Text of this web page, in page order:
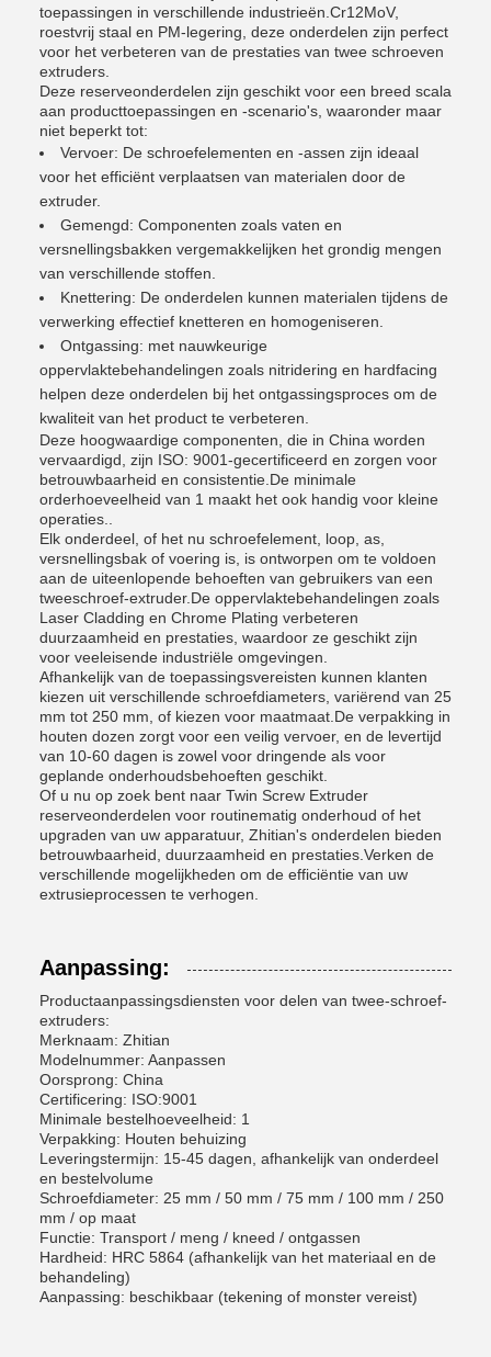
toepassingen in verschillende industrieën.Cr12MoV,
roestvrij staal en PM-legering, deze onderdelen zijn perfect
voor het verbeteren van de prestaties van twee schroeven
extruders.
Deze reserveonderdelen zijn geschikt voor een breed scala
aan producttoepassingen en -scenario's, waaronder maar
niet beperkt tot:
Vervoer: De schroefelementen en -assen zijn ideaal
voor het efficiënt verplaatsen van materialen door de
extruder.
Gemengd: Componenten zoals vaten en
versnellingsbakken vergemakkelijken het grondig mengen
van verschillende stoffen.
Knettering: De onderdelen kunnen materialen tijdens de
verwerking effectief knetteren en homogeniseren.
Ontgassing: met nauwkeurige
oppervlaktebehandelingen zoals nitridering en hardfacing
helpen deze onderdelen bij het ontgassingsproces om de
kwaliteit van het product te verbeteren.
Deze hoogwaardige componenten, die in China worden
vervaardigd, zijn ISO: 9001-gecertificeerd en zorgen voor
betrouwbaarheid en consistentie.De minimale
orderhoeveelheid van 1 maakt het ook handig voor kleine
operaties..
Elk onderdeel, of het nu schroefelement, loop, as,
versnellingsbak of voering is, is ontworpen om te voldoen
aan de uiteenlopende behoeften van gebruikers van een
tweeschroef-extruder.De oppervlaktebehandelingen zoals
Laser Cladding en Chrome Plating verbeteren
duurzaamheid en prestaties, waardoor ze geschikt zijn
voor veeleisende industriële omgevingen.
Afhankelijk van de toepassingsvereisten kunnen klanten
kiezen uit verschillende schroefdiameters, variërend van 25
mm tot 250 mm, of kiezen voor maatmaat.De verpakking in
houten dozen zorgt voor een veilig vervoer, en de levertijd
van 10-60 dagen is zowel voor dringende als voor
geplande onderhoudsbehoeften geschikt.
Of u nu op zoek bent naar Twin Screw Extruder
reserveonderdelen voor routinematig onderhoud of het
upgraden van uw apparatuur, Zhitian's onderdelen bieden
betrouwbaarheid, duurzaamheid en prestaties.Verken de
verschillende mogelijkheden om de efficiëntie van uw
extrusieprocessen te verhogen.
Aanpassing:
Productaanpassingsdiensten voor delen van twee-schroef-
extruders:
Merknaam: Zhitian
Modelnummer: Aanpassen
Oorsprong: China
Certificering: ISO:9001
Minimale bestelhoeveelheid: 1
Verpakking: Houten behuizing
Leveringstermijn: 15-45 dagen, afhankelijk van onderdeel
en bestelvolume
Schroefdiameter: 25 mm / 50 mm / 75 mm / 100 mm / 250
mm / op maat
Functie: Transport / meng / kneed / ontgassen
Hardheid: HRC 58­64 (afhankelijk van het materiaal en de
behandeling)
Aanpassing: beschikbaar (tekening of monster vereist)